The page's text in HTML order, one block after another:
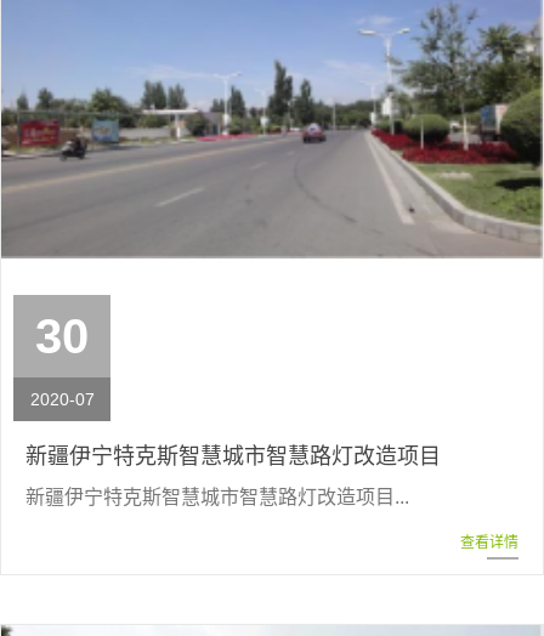
30
2020-07
新疆伊宁特克斯智慧城市智慧路灯改造项目
新疆伊宁特克斯智慧城市智慧路灯改造项目...
查看详情